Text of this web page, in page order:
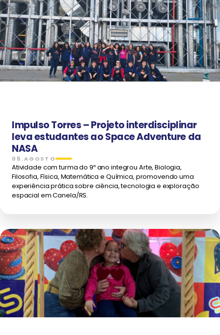
Impulso Torres – Projeto interdisciplinar
leva estudantes ao Space Adventure da
NASA
05.AGOSTO
Atividade com turma do 9º ano integrou Arte, Biologia,
Filosofia, Física, Matemática e Química, promovendo uma
experiência prática sobre ciência, tecnologia e exploração
espacial em Canela/RS.